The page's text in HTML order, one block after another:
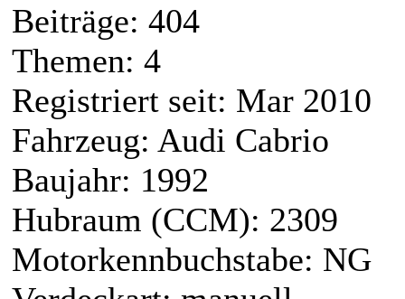
Beiträge: 404
Themen: 4
Registriert seit: Mar 2010
Fahrzeug: Audi Cabrio
Baujahr: 1992
Hubraum (CCM): 2309
Motorkennbuchstabe: NG